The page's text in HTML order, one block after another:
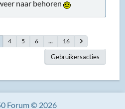
naar behoren
4 5 6 ... 16
Gebruikersacties
Forum © 2026